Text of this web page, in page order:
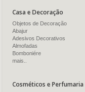
Casa e Decoração
Objetos de Decoração
Abajur
Adesivos Decorativos
Almofadas
Bomboniére
mais..
Cosméticos e Perfumaria